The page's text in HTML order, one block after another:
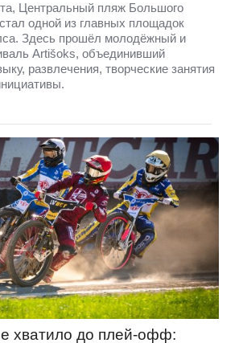
Центральный пляж Большого
одной из главных площадок
Здесь прошёл молодёжный и
Artišoks, объединивший
развлечения, творческие занятия
хватило до плей-офф: